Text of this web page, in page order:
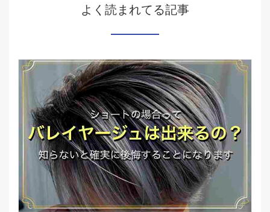
よく読まれてる記事